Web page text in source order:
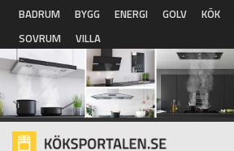
Hoppa till huvudinnehåll
BADRUM BYGG ENERGI GOLV KÖK
SOVRUM
VILLA